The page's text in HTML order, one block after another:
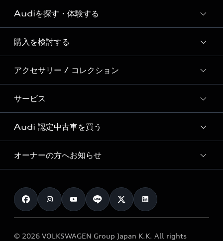
Audi ブランド
Story of Progress
Audi Sport
Formula 1®
デジタルサービス
Audiを探す・体験する
ディーラー検索
新車在庫検索
試乗車・展示車検索
見積り依頼
試乗予約
購入を検討する
モデル一覧
特別仕様モデル / 限定モデル
e-tronラインアップ
価格シミュレーション
車両比較
カタログ一覧
アクセサリー / コレクション
純正アクセサリー
オンラインショップ
Audi collection
アウディナビアプリ
サービス
サービス入庫予約
サービスプログラム
メンテナンス
車検 / 定期点検
e-tronアフターサポート
Audi 認定中古車を買う
Audi認定中古車
クオリティ
保証
メンテナンス
オーナーの方へお知らせ
お知らせ
オーナー様向けキャンペーン
© 2026 VOLKSWAGEN Group Japan K.K. All rights